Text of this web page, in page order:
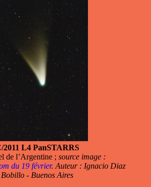
2011 L4 PanSTARRS
de l’Argentine ; source image :
du 19 février. Auteur : Ignacio Diaz
Bobillo - Buenos Aires